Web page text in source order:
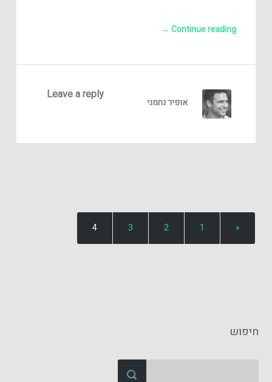
Continue reading
→
Leave a reply
אופיר נחמני
«
1
2
3
4
חיפוש